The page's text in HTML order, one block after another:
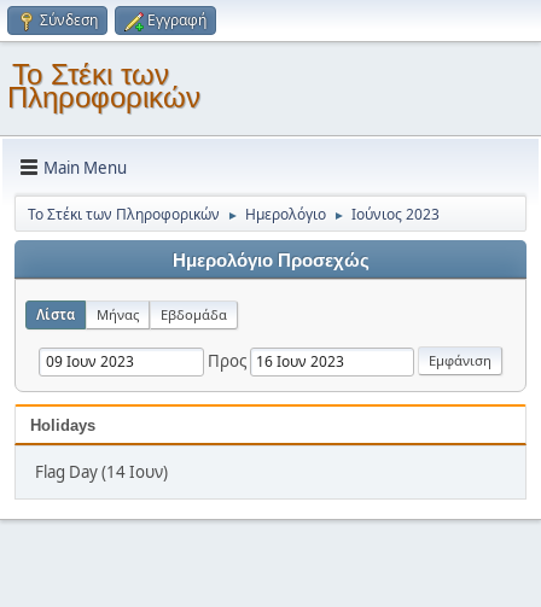
Σύνδεση Εγγραφή
Το Στέκι των
Πληροφορικών
Main Menu
Το Στέκι των Πληροφορικών ► Ημερολόγιο ► Ιούνιος 2023
Ημερολόγιο Προσεχώς
Λίστα Μήνας Εβδομάδα
Προς
Holidays
Flag Day (14 Ιουν)